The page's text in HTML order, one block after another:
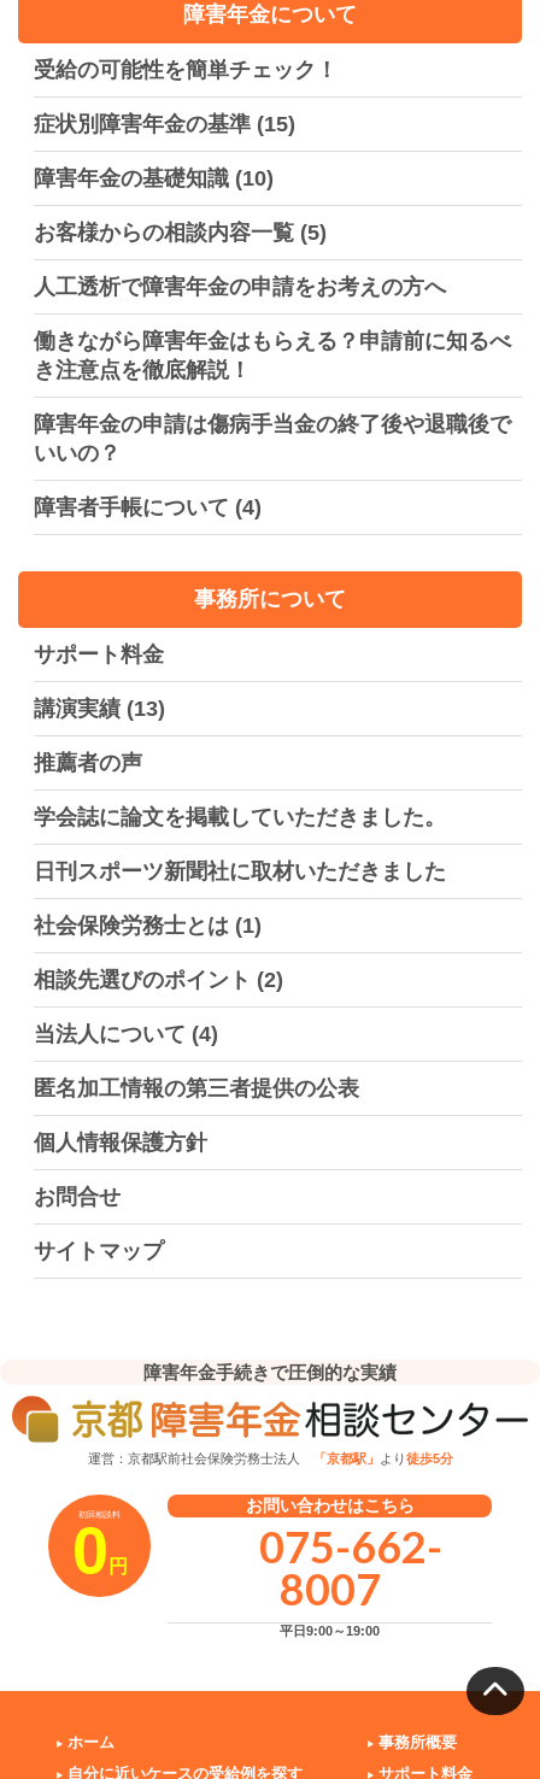
障害年金について
受給の可能性を簡単チェック！
症状別障害年金の基準 (15)
障害年金の基礎知識 (10)
お客様からの相談内容一覧 (5)
人工透析で障害年金の申請をお考えの方へ
働きながら障害年金はもらえる？申請前に知るべ
き注意点を徹底解説！
障害年金の申請は傷病手当金の終了後や退職後で
いいの？
障害者手帳について (4)
事務所について
サポート料金
講演実績 (13)
推薦者の声
学会誌に論文を掲載していただきました。
日刊スポーツ新聞社に取材いただきました
社会保険労務士とは (1)
相談先選びのポイント (2)
当法人について (4)
匿名加工情報の第三者提供の公表
個人情報保護方針
お問合せ
サイトマップ
障害年金手続きで圧倒的な実績
運営：京都駅前社会保険労務士法人 「京都駅」 より徒歩5分
初回相談料
0 円
お問い合わせはこちら
075-662-
8007
平日9:00～19:00
ホーム
自分に近いケースの受給例を探す
事務所概要
サポート料金